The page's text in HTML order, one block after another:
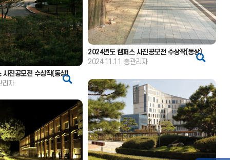
진공모전 수상작(동상)
리자
2024년도 캠퍼스 사진공모전 수상작(동상)
2024.11.11 총관리자